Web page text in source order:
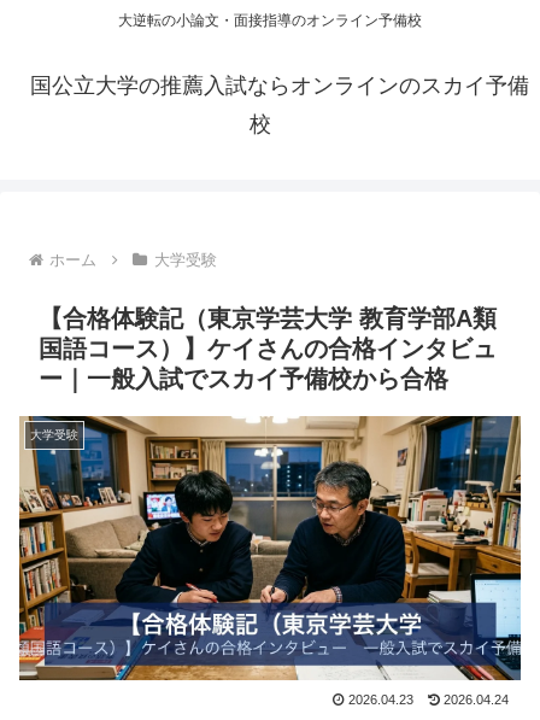
大逆転の小論文・面接指導のオンライン予備校
国公立大学の推薦入試ならオンラインのスカイ予備
校
ホーム 大学受験
【合格体験記（東京学芸大学 教育学部A類
国語コース）】ケイさんの合格インタビュ
ー｜一般入試でスカイ予備校から合格
大学受験
2026.04.23 2026.04.24